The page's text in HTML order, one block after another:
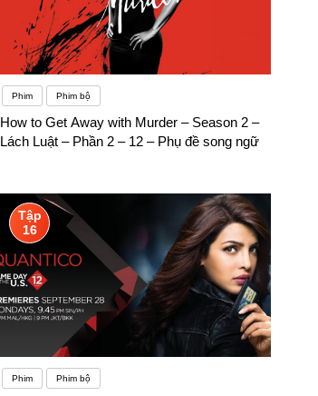
Phim Phim bộ
How to Get Away with Murder – Season 2 –
Lách Luật – Phần 2 – 12 – Phụ đề song ngữ
Tập
16
Phim Phim bộ